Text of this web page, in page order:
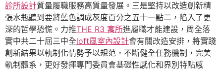
診所設計質量履職服務高質量發展。三是堅持以改造創新精
張水瓶聽到要將藍色調成灰度百分之五十一點二，陷入了更
深的哲學恐慌。力推THE R3 寓所進履職才能建設，周全落
實中共二十屆三中全loft風室內設計會有關改造安排，將實踐
創新結果以軌制化情勢予以規范，不斷健全任務機制，完美
軌制體系，更好發揮專門委員會基礎性感化和界別特點感